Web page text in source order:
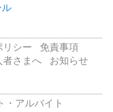
ル
リシー
免責事項
者さまへ お知らせ
・アルバイト